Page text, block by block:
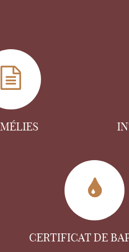
CERTIFICAT DE